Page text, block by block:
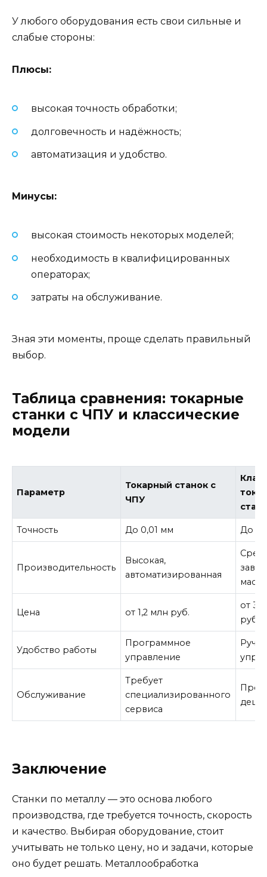
У любого оборудования есть свои сильные и
слабые стороны:
Плюсы:
высокая точность обработки;
долговечность и надёжность;
автоматизация и удобство.
Минусы:
высокая стоимость некоторых моделей;
необходимость в квалифицированных
операторах;
затраты на обслуживание.
Зная эти моменты, проще сделать правильный
выбор.
Таблица сравнения: токарные
станки с ЧПУ и классические
модели
Параметр
Токарный станок с
ЧПУ
Точность До 0,01 мм До
Производительность
Высокая,
автоматизированная
Цена от 1,2 млн руб.
от
руб.
Удобство работы
Программное
управление
Обслуживание
Требует
специализированного
сервиса
Заключение
Станки по металлу — это основа любого
производства, где требуется точность, скорость
и качество. Выбирая оборудование, стоит
учитывать не только цену, но и задачи, которые
оно будет решать. Металлообработка